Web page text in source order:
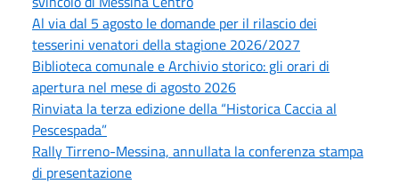
Al via dal 5 agosto le domande per il rilascio dei
tesserini venatori della stagione 2026/2027
Biblioteca comunale e Archivio storico: gli orari di
apertura nel mese di agosto 2026
Rinviata la terza edizione della “Historica Caccia al
Pescespada”
Rally Tirreno-Messina, annullata la conferenza stampa
di presentazione